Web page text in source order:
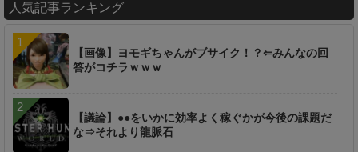
u
e
人気記事ランキング
【画像】ヨモギちゃんがブサイク！？⇐みんなの回
答がコチラｗｗｗ
【議論】●●をいかに効率よく稼ぐかが今後の課題だ
な⇒それより龍脈石